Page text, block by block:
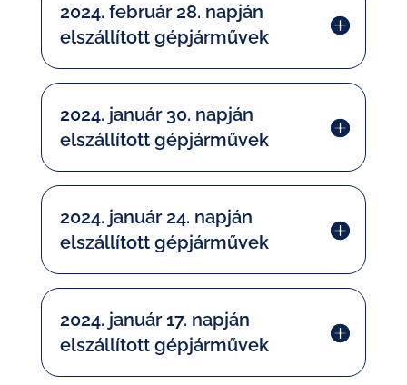
2024. február 28. napján
elszállított gépjárművek
2024. január 30. napján
elszállított gépjárművek
2024. január 24. napján
elszállított gépjárművek
2024. január 17. napján
elszállított gépjárművek